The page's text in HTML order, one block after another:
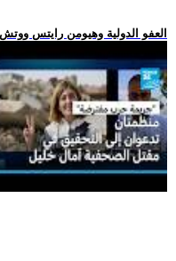
.. العفو الدولية وهيومن رايتس